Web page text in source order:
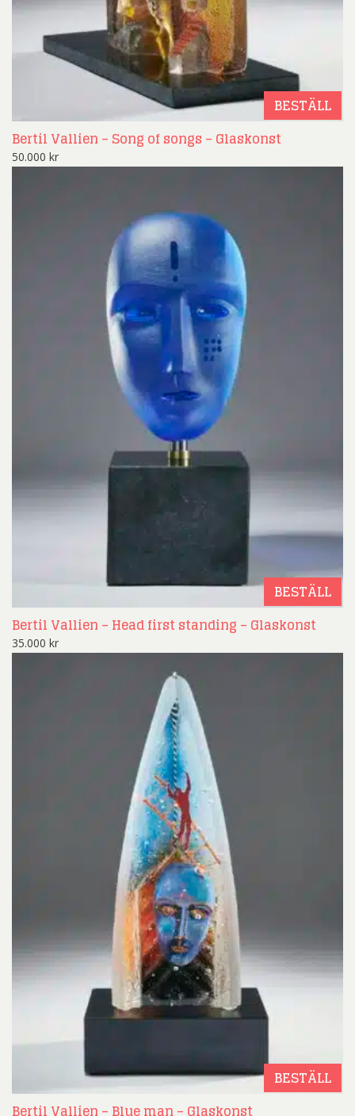
BESTÄLL
Bertil Vallien – Song of songs – Glaskonst
50.000 kr
BESTÄLL
Bertil Vallien – Head first standing – Glaskonst
35.000 kr
BESTÄLL
Bertil Vallien – Blue man – Glaskonst